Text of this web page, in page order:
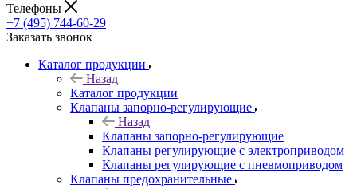
Телефоны
+7 (495) 744-60-29
Заказать звонок
Каталог продукции
Назад
Каталог продукции
Клапаны запорно-регулирующие
Назад
Клапаны запорно-регулирующие
Клапаны регулирующие с электроприводом
Клапаны регулирующие с пневмоприводом
Клапаны предохранительные